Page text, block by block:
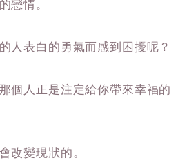
戀情。
人表白的勇氣而感到困擾呢？
個人正是注定給你帶來幸福的
改變現狀的。